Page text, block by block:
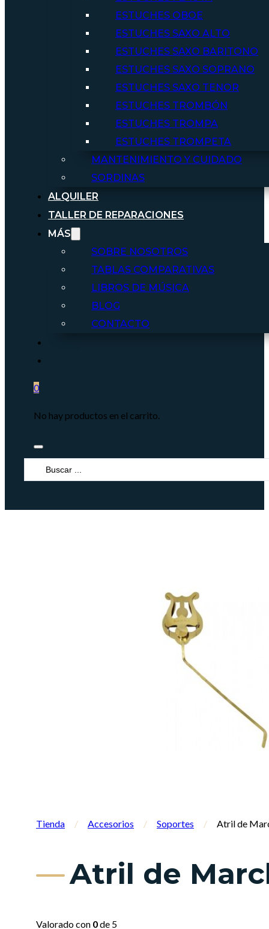
ESTUCHES OBOE
ESTUCHES SAXO ALTO
ESTUCHES SAXO BARITONO
ESTUCHES SAXO SOPRANO
ESTUCHES SAXO TENOR
ESTUCHES TROMBÓN
ESTUCHES TROMPA
ESTUCHES TROMPETA
MANTENIMIENTO Y CUIDADO
SORDINAS
ALQUILER
TALLER DE REPARACIONES
MÁS
SOBRE NOSOTROS
TABLAS COMPARATIVAS
LIBROS DE MÚSICA
BLOG
CONTACTO
0
No hay productos en el carrito.
Search
...
Tienda / Accesorios / Soportes / Atril de
Atril de
Valorado con 0de 5